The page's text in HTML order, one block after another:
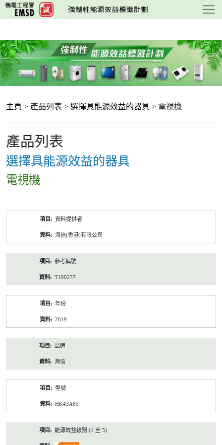
跳
至
要
內
容
主頁 > 產品列表 > 選擇具能源效益的器具 > 電視機
產品列表
選擇具能源效益的器具
電視機
資料提供者
海信(香港)有限公司
參考編號
T190237
年份
2019
品牌
海信
型號
HK43A65
能源效益級別 (1 至 5)